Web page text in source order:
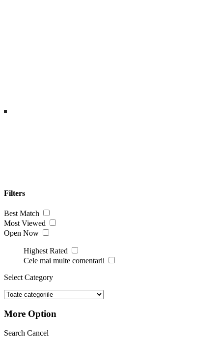
Filters
Best Match
Most Viewed
Open Now
Highest Rated
Cele mai multe comentarii
Select Category
More Option
Search Cancel